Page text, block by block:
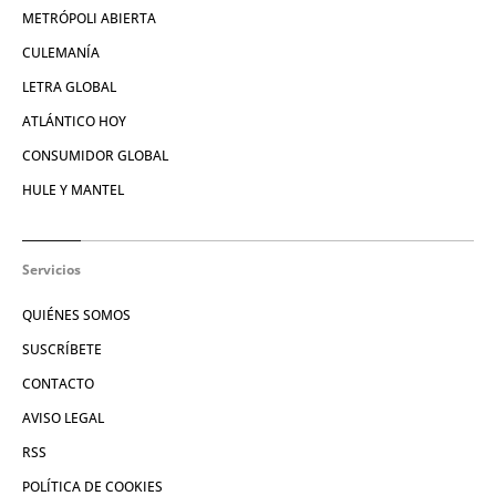
METRÓPOLI ABIERTA
CULEMANÍA
LETRA GLOBAL
ATLÁNTICO HOY
CONSUMIDOR GLOBAL
HULE Y MANTEL
Servicios
QUIÉNES SOMOS
SUSCRÍBETE
CONTACTO
AVISO LEGAL
RSS
POLÍTICA DE COOKIES